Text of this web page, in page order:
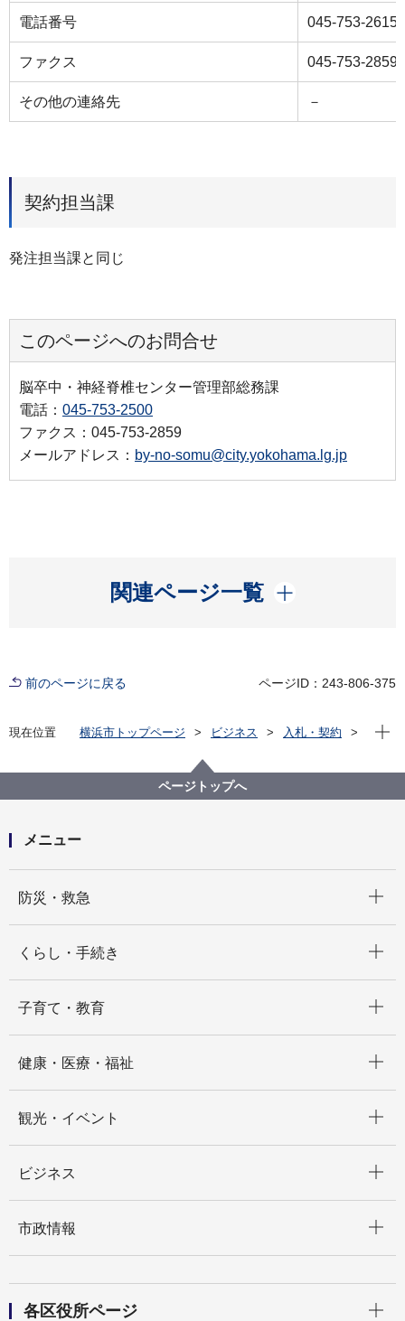
電話番号 045-753-2615
ファクス 045-753-2859
その他の連絡先 －
契約担当課
発注担当課と同じ
このページへのお問合せ
脳卒中・神経脊椎センター管理部総務課
電話： 045-753-2500
ファクス：045-753-2859
メールアドレス： by-no-somu@city.yokohama.lg.jp
関連ページ一覧
開く
前のページに戻る ページID：243-806-375
現在位置 横浜市トップページ ビジネス
入札・契約
【入札結果公表】長時間心電図解析装置一式の購入
現在
ページトップへ
メニュー
防災・救急
くらし・手続き
子育て・教育
健康・医療・福祉
観光・イベント
ビジネス
市政情報
各区役所ページ